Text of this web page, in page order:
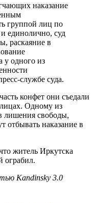
наказание
группой лиц по
единолично, суд
раскаяние в
у одного из
службе суда.
конфет они съедали
Одному из
лишения свободы,
отбывать наказание в
житель Иркутска
ограбил.
Kandinsky 3.0